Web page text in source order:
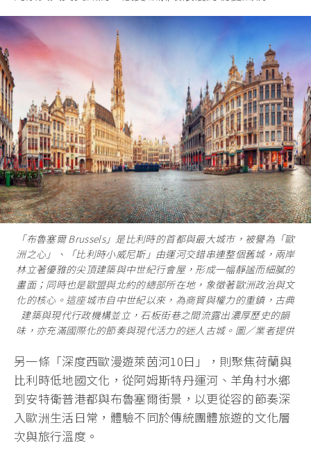
「布魯塞爾 Brussels」是比利時的首都與最大城市，被譽為「歐
洲之心」、「比利時小威尼斯」由運河交錯串連整個舊城，兩岸
林立著優雅的尖頂建築與中世紀行會屋，形成一幅靜謐而細膩的
畫面；同時也是歐盟與北約的總部所在地，象徵著歐洲政治與文
化的核心。這座城市自中世紀以來，為商貿與權力的重鎮，古典
建築與現代行政機構並立，石板街巷之間流露出濃厚歷史的韻
味，亦充滿國際化的節奏與現代活力的迷人古城。圖／業者提供
另一條「深度西歐漫遊萊茵河10日」，則聚焦荷蘭與
比利時低地國文化，從阿姆斯特丹運河、羊角村水鄉
到安特衛普港都與布魯塞爾街景，以更從容的節奏深
入歐洲生活日常，體驗不同於傳統團體旅遊的文化層
次與旅行溫度。